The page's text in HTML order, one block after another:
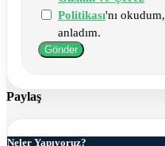
Politikası'nı okudum,
anladım.
Gönder
Paylaş
Neler Yapıyoruz?